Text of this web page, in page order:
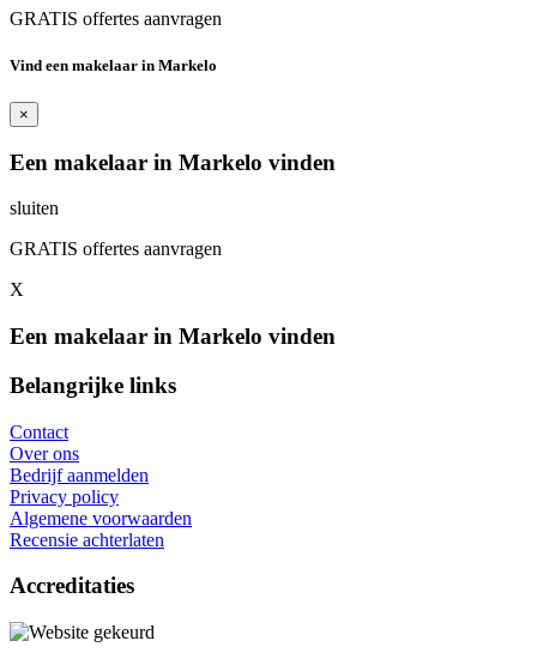
GRATIS offertes aanvragen
Vind een makelaar in Markelo
×
Een makelaar in Markelo vinden
sluiten
GRATIS offertes aanvragen
X
Een makelaar in Markelo vinden
Belangrijke links
Contact
Over ons
Bedrijf aanmelden
Privacy policy
Algemene voorwaarden
Recensie achterlaten
Accreditaties